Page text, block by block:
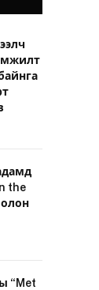
the
олон
“Met